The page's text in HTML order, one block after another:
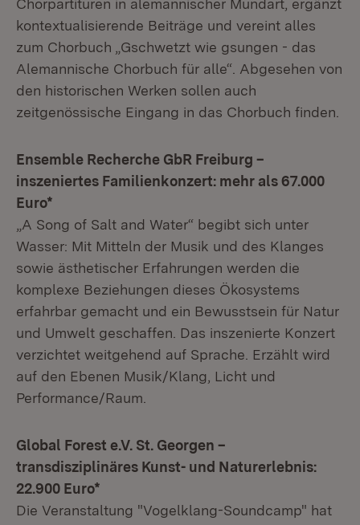
Chorpartituren in alemannischer Mundart, ergänzt
kontextualisierende Beiträge und vereint alles
zum Chorbuch „Gschwetzt wie gsungen - das
Alemannische Chorbuch für alle“. Abgesehen von
den historischen Werken sollen auch
zeitgenössische Eingang in das Chorbuch finden.
Ensemble Recherche GbR Freiburg –
inszeniertes Familienkonzert: mehr als 67.000
Euro*
„A Song of Salt and Water“ begibt sich unter
Wasser: Mit Mitteln der Musik und des Klanges
sowie ästhetischer Erfahrungen werden die
komplexe Beziehungen dieses Ökosystems
erfahrbar gemacht und ein Bewusstsein für Natur
und Umwelt geschaffen. Das inszenierte Konzert
verzichtet weitgehend auf Sprache. Erzählt wird
auf den Ebenen Musik/Klang, Licht und
Performance/Raum.
Global Forest e.V. St. Georgen –
transdisziplinäres Kunst- und Naturerlebnis:
22.900 Euro*
Die Veranstaltung "Vogelklang-Soundcamp" hat